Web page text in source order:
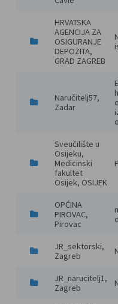
HRVATSKA
AGENCIJA ZA
OSIGURANJE
DEPOZITA,
GRAD ZAGREB
Naručitelj57,
Zadar
Sveučilište u
Osijeku,
Medicinski
fakultet
Osijek, OSIJEK
OPĆINA
PIROVAC,
Pirovac
JR_sektorski,
Zagreb
JR_narucitelj1,
Zagreb